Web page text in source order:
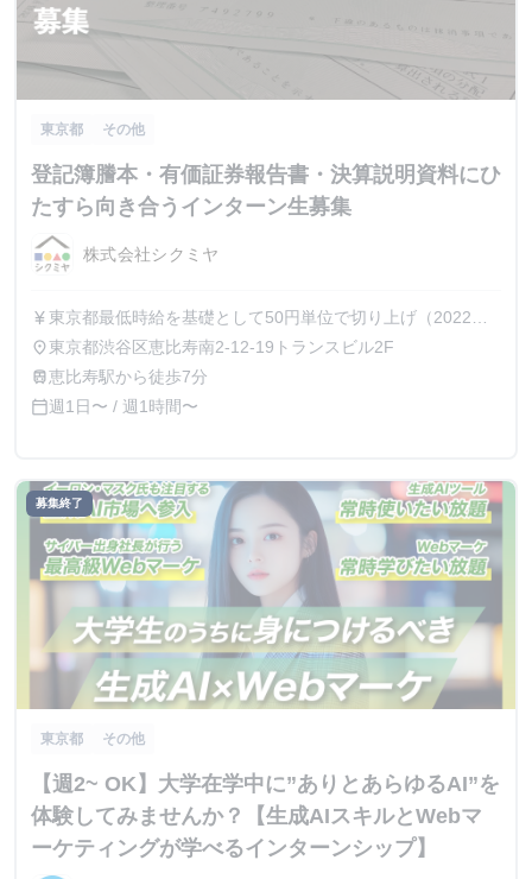
東京都 その他
登記簿謄本・有価証券報告書・決算説明資料にひ
たすら向き合うインターン生募集
株式会社シクミヤ
currency_yen 東京都最低時給を基礎として50円単位で切り上げ（2022年
10月から1100円/時）
place東京都渋谷区恵比寿南2-12-19トランスビル2F
train恵比寿駅から徒歩7分
calendar_today週1日〜 / 週1時間〜
募集終了
東京都 その他
【週2~ OK】大学在学中に”ありとあらゆるAI”を
体験してみませんか？【生成AIスキルとWebマ
ーケティングが学べるインターンシップ】